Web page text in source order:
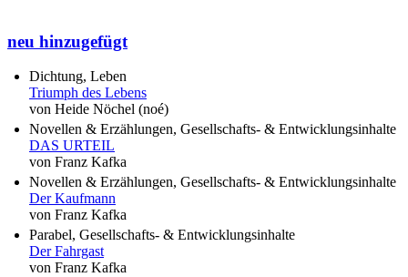
neu hinzugefügt
Dichtung, Leben
Triumph des Lebens
von Heide Nöchel (noé)
Novellen & Erzählungen, Gesellschafts- & Entwicklungsinhalte
DAS URTEIL
von Franz Kafka
Novellen & Erzählungen, Gesellschafts- & Entwicklungsinhalte
Der Kaufmann
von Franz Kafka
Parabel, Gesellschafts- & Entwicklungsinhalte
Der Fahrgast
von Franz Kafka